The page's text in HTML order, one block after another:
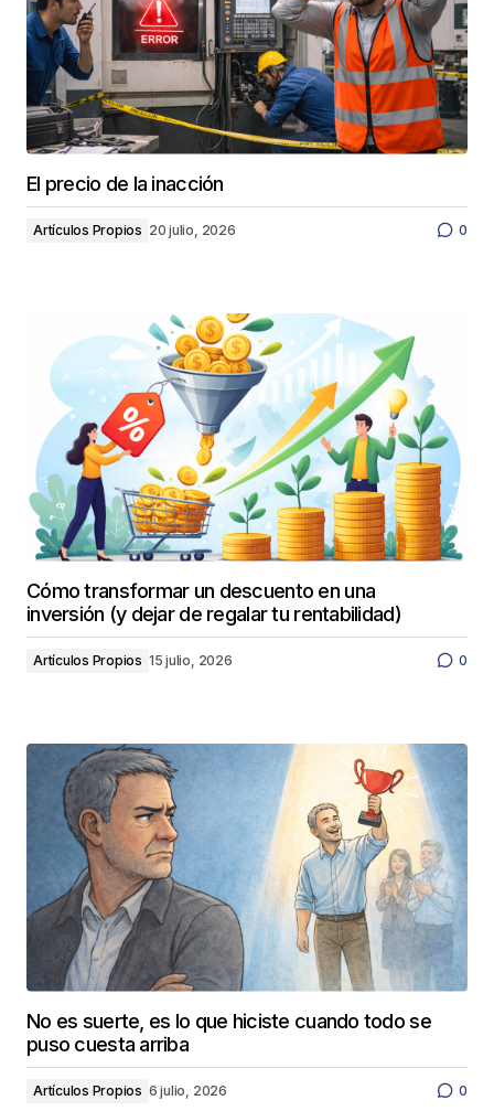
El precio de la inacción
Artículos Propios 20 julio, 2026 0
Cómo transformar un descuento en una
inversión (y dejar de regalar tu rentabilidad)
Artículos Propios 15 julio, 2026 0
No es suerte, es lo que hiciste cuando todo se
puso cuesta arriba
Artículos Propios 6 julio, 2026 0